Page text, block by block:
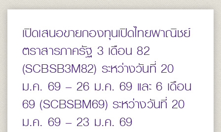
เปิดเสนอขายกองทุนเปิดไทยพาณิชย์
ตราสารภาครัฐ 3 เดือน 82
(SCBSB3M82) ระหว่างวันที่ 20
ม.ค. 69 – 26 ม.ค. 69 และ 6 เดือน
69 (SCBSBM69) ระหว่างวันที่ 20
ม.ค. 69 – 23 ม.ค. 69